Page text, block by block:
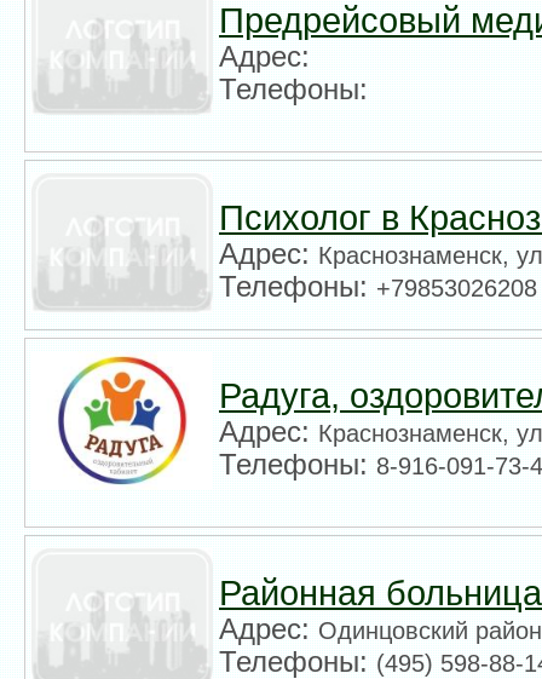
Предрейсовый
Адрес:
Телефоны:
Психолог в
Адрес:Краснознаменск,
Телефоны:+79853026208
Радуга,
Адрес:Краснознаменск,
Телефоны:8-916-091-73-
Районная
Адрес:Одинцовский
Телефоны:(495) 598-88-